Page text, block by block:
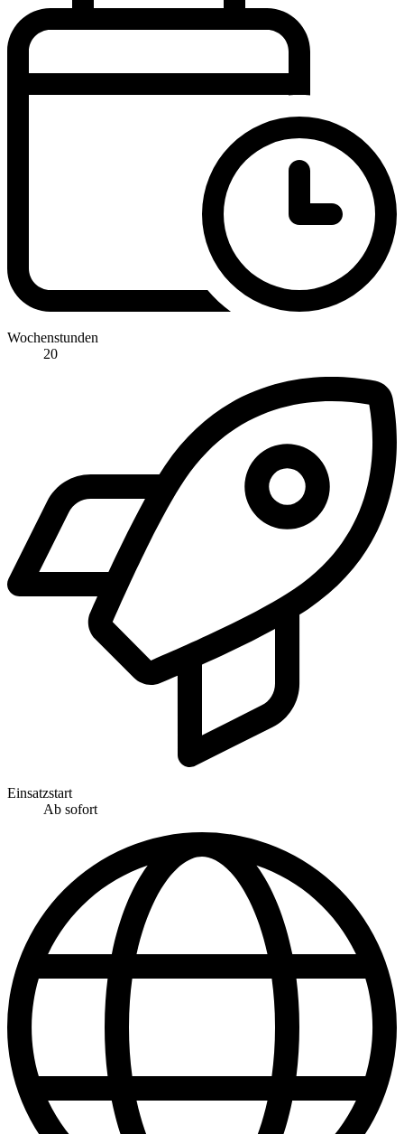
Wochenstunden
20
Einsatzstart
Ab sofort